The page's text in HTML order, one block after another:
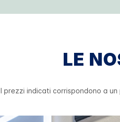
LE
I prezzi indicati corrispondono a